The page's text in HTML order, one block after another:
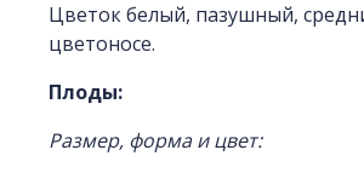
Цветок белый, пазушный,
цветоносе.
Плоды:
Размер, форма и цвет: